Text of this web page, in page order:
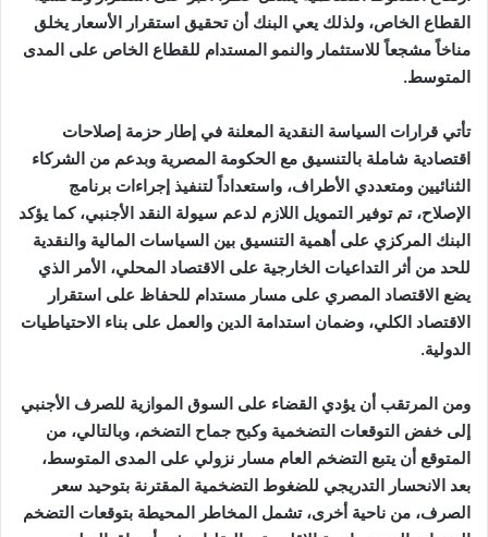
القطاع الخاص، ولذلك يعي البنك أن تحقيق استقرار الأسعار يخلق
مناخاً مشجعاً للاستثمار والنمو المستدام للقطاع الخاص على المدى
المتوسط.
تأتي قرارات السياسة النقدية المعلنة في إطار حزمة إصلاحات
اقتصادية شاملة بالتنسيق مع الحكومة المصرية وبدعم من الشركاء
الثنائيين ومتعددي الأطراف، واستعداداً لتنفيذ إجراءات برنامج
الإصلاح، تم توفير التمويل اللازم لدعم سيولة النقد الأجنبي، كما يؤكد
البنك المركزي على أهمية التنسيق بين السياسات المالية والنقدية
للحد من أثر التداعيات الخارجية على الاقتصاد المحلي، الأمر الذي
يضع الاقتصاد المصري على مسار مستدام للحفاظ على استقرار
الاقتصاد الكلي، وضمان استدامة الدين والعمل على بناء الاحتياطيات
الدولية.
ومن المرتقب أن يؤدي القضاء على السوق الموازية للصرف الأجنبي
إلى خفض التوقعات التضخمية وكبح جماح التضخم، وبالتالي، من
المتوقع أن يتبع التضخم العام مسار نزولي على المدى المتوسط،
بعد الانحسار التدريجي للضغوط التضخمية المقترنة بتوحيد سعر
الصرف، من ناحية أخرى، تشمل المخاطر المحيطة بتوقعات التضخم